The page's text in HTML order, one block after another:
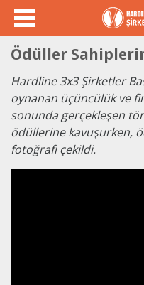
Ödüller
Hardline 3x3 Şirketler
oynanan üçüncülük ve
sonunda gerçekleşen
ödüllerine kavuşurken,
fotoğrafı çekildi.